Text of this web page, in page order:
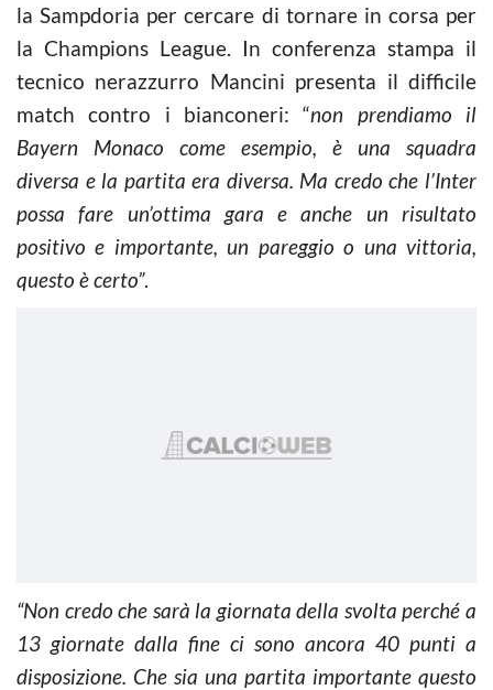
la Sampdoria per cercare di tornare in corsa per
la Champions League. In conferenza stampa il
tecnico nerazzurro Mancini presenta il difficile
match contro i bianconeri: “non prendiamo il
Bayern Monaco come esempio, è una squadra
diversa e la partita era diversa. Ma credo che l’Inter
possa fare un’ottima gara e anche un risultato
positivo e importante, un pareggio o una vittoria,
questo è certo”.
“Non credo che sarà la giornata della svolta perché a
13 giornate dalla fine ci sono ancora 40 punti a
disposizione. Che sia una partita importante questo